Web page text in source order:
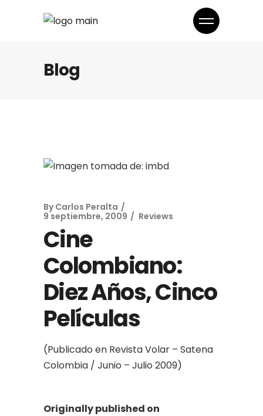
Blog
By Carlos Peralta
9 septiembre, 2009
Reviews
Cine
Colombiano:
Diez Años, Cinco
Películas
(Publicado en Revista Volar – Satena
Colombia / Junio – Julio 2009)
Originally published on